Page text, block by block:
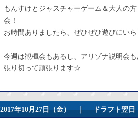
もんすけとジャスチャーゲーム＆大人の
会！
お時間ありましたら、ぜひぜひ遊びにいら
今週は観楓会もあるし、アリゾナ説明会
張り切って頑張ります☆
2017年10月27日（金） ｜ドラフト翌日